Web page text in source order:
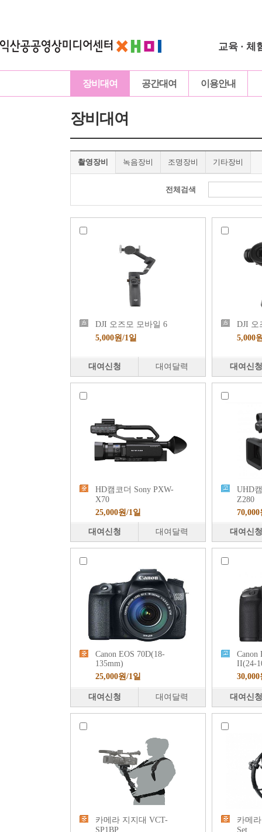
교육 · 체
장비대여 공간대여 이용안내
장비대여
촬영장비 녹음장비 조명장비 기타장비
전체검색
DJI 오즈모 모바일 6
5,000원/1일
대여신청 대여달력
DJI 오
5,000
대여신청
HD캠코더 Sony PXW-
X70
25,000원/1일
대여신청 대여달력
UHD
Z280
대여신청
Canon EOS 70D(18-
135mm)
25,000원/1일
대여신청 대여달력
Canon
II(24-
대여신청
카메라 지지대 VCT-
SP1BP
카메
Set